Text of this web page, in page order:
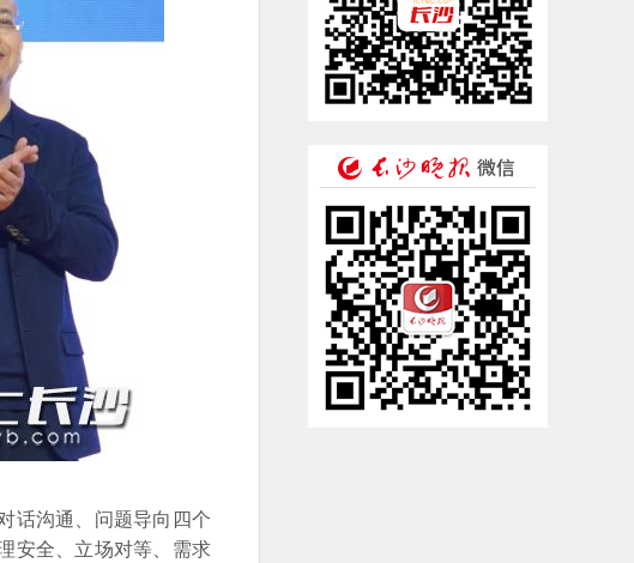
话沟通、问题导向四个
安全、立场对等、需求